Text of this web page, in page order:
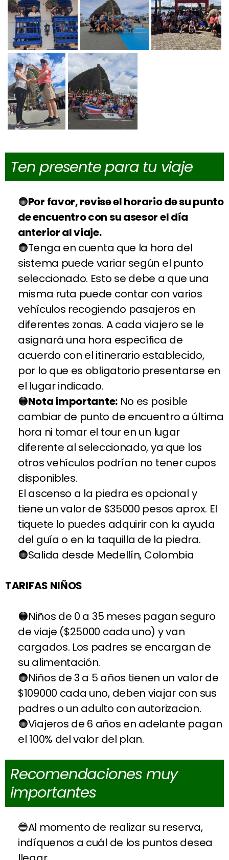
Ten presente para tu viaje
Por favor, revise el horario de su punto
de encuentro con su asesor el día
anterior al viaje.
Tenga en cuenta que la hora del
sistema puede variar según el punto
seleccionado. Esto se debe a que una
misma ruta puede contar con varios
vehículos recogiendo pasajeros en
diferentes zonas. A cada viajero se le
asignará una hora específica de
acuerdo con el itinerario establecido,
por lo que es obligatorio presentarse en
el lugar indicado.
Nota importante:No es posible
cambiar de punto de encuentro a última
hora ni tomar el tour en un lugar
diferente al seleccionado, ya que los
otros vehículos podrían no tener cupos
disponibles.
El ascenso a la piedra es opcional y
tiene un valor de $35000 pesos aprox. El
tiquete lo puedes adquirir con la ayuda
del guía o en la taquilla de la piedra.
Salida desde Medellín, Colombia
TARIFAS NIÑOS
Niños de 0 a 35 meses pagan seguro
de viaje ($25000 cada uno) y van
cargados. Los padres se encargan de
su alimentación.
Niños de 3 a 5 años tienen un valor de
$109000 cada uno, deben viajar con sus
padres o un adulto con autorizacion.
Viajeros de 6 años en adelante pagan
el 100% del valor del plan.
Recomendaciones muy
importantes
Al momento de realizar su reserva,
indíquenos a cuál de los puntos desea